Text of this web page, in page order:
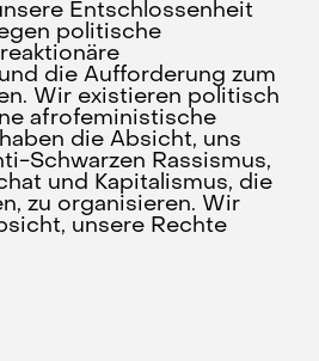
Entschlossenheit
politische
die Aufforderung zum
Wir existieren politisch
afrofeministische
die Absicht, uns
Schwarzen Rassismus,
und Kapitalismus, die
zu organisieren. Wir
unsere Rechte